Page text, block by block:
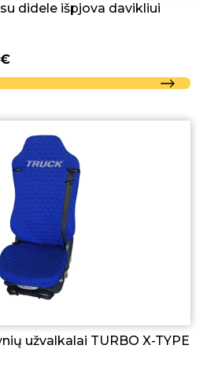
didele išpjova davikliui
€
užvalkalai TURBO X-TYPE